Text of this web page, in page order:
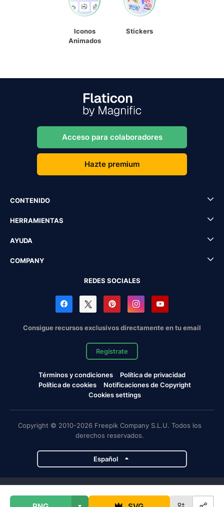
Iconos
Animados
Stickers
Acceso para colaboradores
Hazte premium
CONTENIDO
HERRAMIENTAS
AYUDA
COMPANY
REDES SOCIALES
Consigue recursos exclusivos directamente en tu email
Regístrate
Términos y condiciones
Política de privacidad
Política de cookies
Notificaciones de Copyright
Cookies settings
Copyright © 2010-2026 Freepik Company S.L.U. Todos los
derechos reservados.
Español